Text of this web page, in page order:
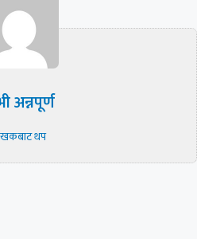
अन्नपूर्ण
थप